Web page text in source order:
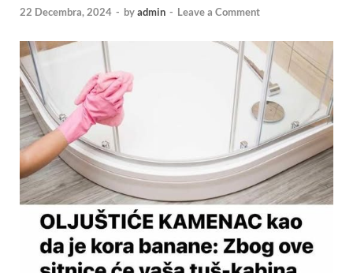
22 Decembra, 2024 - byadmin - Leave a Comment